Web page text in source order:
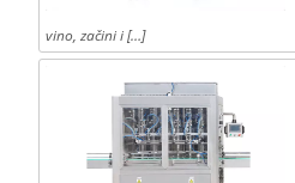
vino, začini i […]